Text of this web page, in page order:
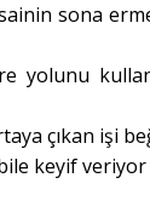
sona
yolunu
çıkan işi
keyif veriyor